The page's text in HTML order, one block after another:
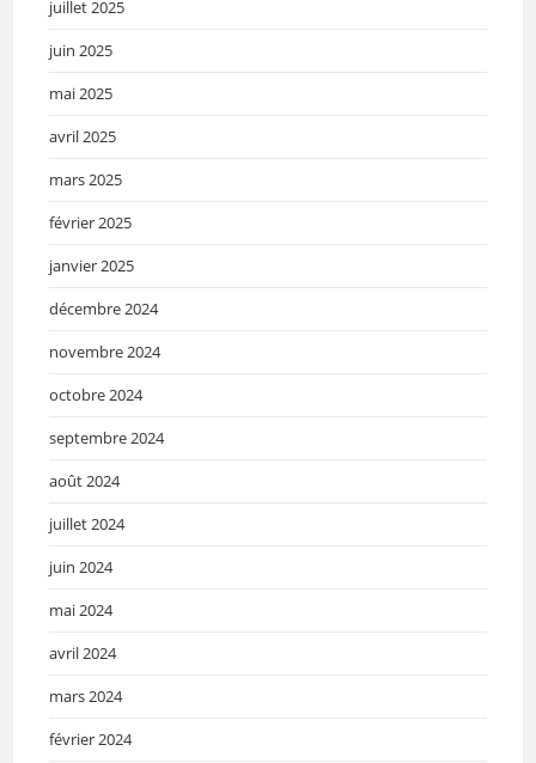
juillet 2025
juin 2025
mai 2025
avril 2025
mars 2025
février 2025
janvier 2025
décembre 2024
novembre 2024
octobre 2024
septembre 2024
août 2024
juillet 2024
juin 2024
mai 2024
avril 2024
mars 2024
février 2024